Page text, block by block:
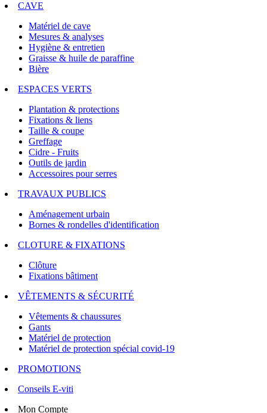
CAVE
Matériel de cave
Mesures & analyses
Hygiène & entretien
Graisse & huile de paraffine
Bière
ESPACES VERTS
Plantation & protections
Fixations & liens
Taille & coupe
Greffage
Cidre - Fruits
Outils de jardin
Accessoires pour serres
TRAVAUX PUBLICS
Aménagement urbain
Bornes & rondelles d'identification
CLOTURE & FIXATIONS
Clôture
Fixations bâtiment
VÊTEMENTS & SÉCURITÉ
Vêtements & chaussures
Gants
Matériel de protection
Matériel de protection spécial covid-19
PROMOTIONS
Conseils E-viti
Mon Compte